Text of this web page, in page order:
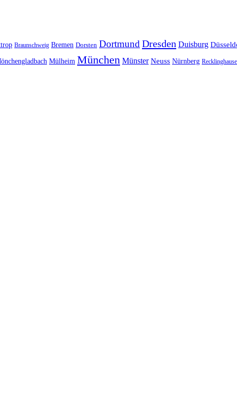
Braunschweig Bremen Dorsten DortmundDresden Duisburg
Mülheim München Münster Neuss Nürnberg